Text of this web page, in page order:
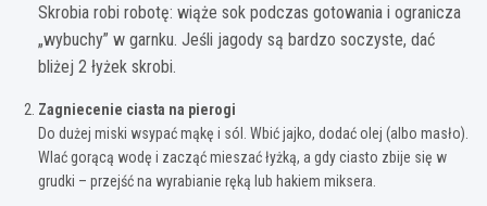
Skrobia robi robotę: wiąże sok podczas gotowania i ogranicza
„wybuchy” w garnku. Jeśli jagody są bardzo soczyste, dać
bliżej 2 łyżek skrobi.
Zagniecenie ciasta na pierogi
Do dużej miski wsypać mąkę i sól. Wbić jajko, dodać olej (albo masło).
Wlać gorącą wodę i zacząć mieszać łyżką, a gdy ciasto zbije się w
grudki – przejść na wyrabianie ręką lub hakiem miksera.